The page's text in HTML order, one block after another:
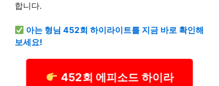
합니다.
아는 형님 452회 하이라이트를 지금 바로 확인해
보세요!
452회 에피소드 하이라